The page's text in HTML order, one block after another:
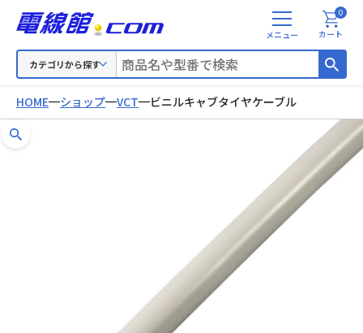
カテゴリから探す
メ
ニ
カート
0
HOME ショップ VCT ビニルキャブタイヤケーブル